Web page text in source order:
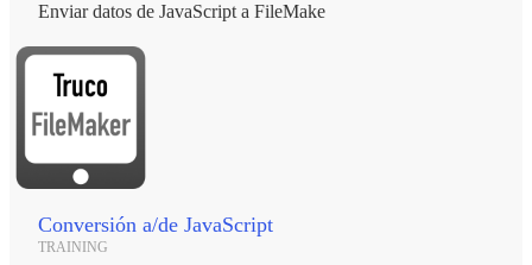
Enviar datos de JavaScript a FileMake
Conversión a/de JavaScript
TRAINING